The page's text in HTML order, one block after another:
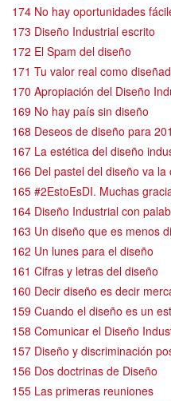
174 No hay oportunidades
173 Diseño Industrial escrito
172 El Spam del diseño
171 Tu valor real como
170 Apropiación del Diseño
169 No hay país sin diseño
168 Deseos de diseño para
167 La estética del diseño
166 Del pastel del diseño va la
165 #2EstoEsDI. Muchas
164 Diseño Industrial con
163 Un diseño que es menos
162 Un lunes para el diseño
161 Cifras y letras del diseño
160 Decir diseño es decir
159 Cuando el diseño es un
158 Comunicar el Diseño
157 Diseño y discriminación
156 Dos doctrinas de Diseño
155 Las primeras reuniones